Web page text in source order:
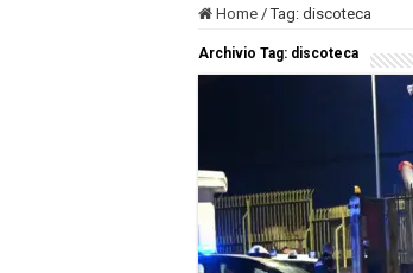
Home / Tag: discoteca
Archivio Tag: discoteca